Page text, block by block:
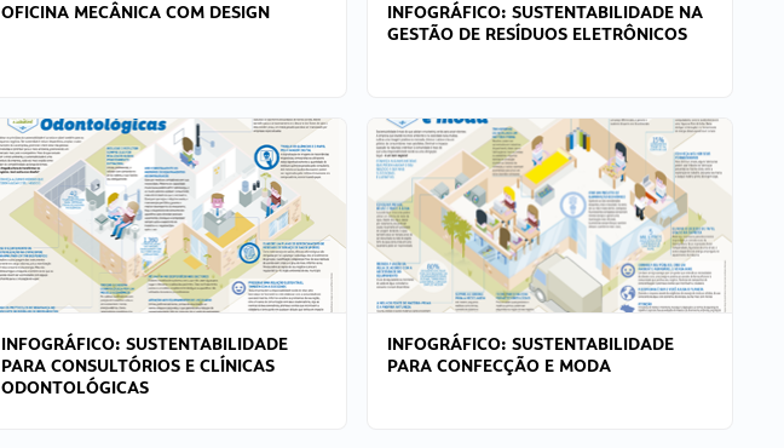
OFICINA MECÂNICA COM DESIGN
INFOGRÁFICO: SUSTENTABILIDADE NA
GESTÃO DE RESÍDUOS ELETRÔNICOS
INFOGRÁFICO: SUSTENTABILIDADE
PARA CONSULTÓRIOS E CLÍNICAS
ODONTOLÓGICAS
INFOGRÁFICO: SUSTENTABILIDADE
PARA CONFECÇÃO E MODA